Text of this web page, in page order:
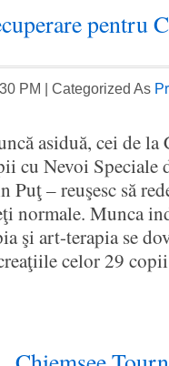
pentru
PM | Categorized As
asiduă, cei de la
cu Nevoi Speciale
– reuşesc să
normale. Munca
şi art-terapia se
celor 29